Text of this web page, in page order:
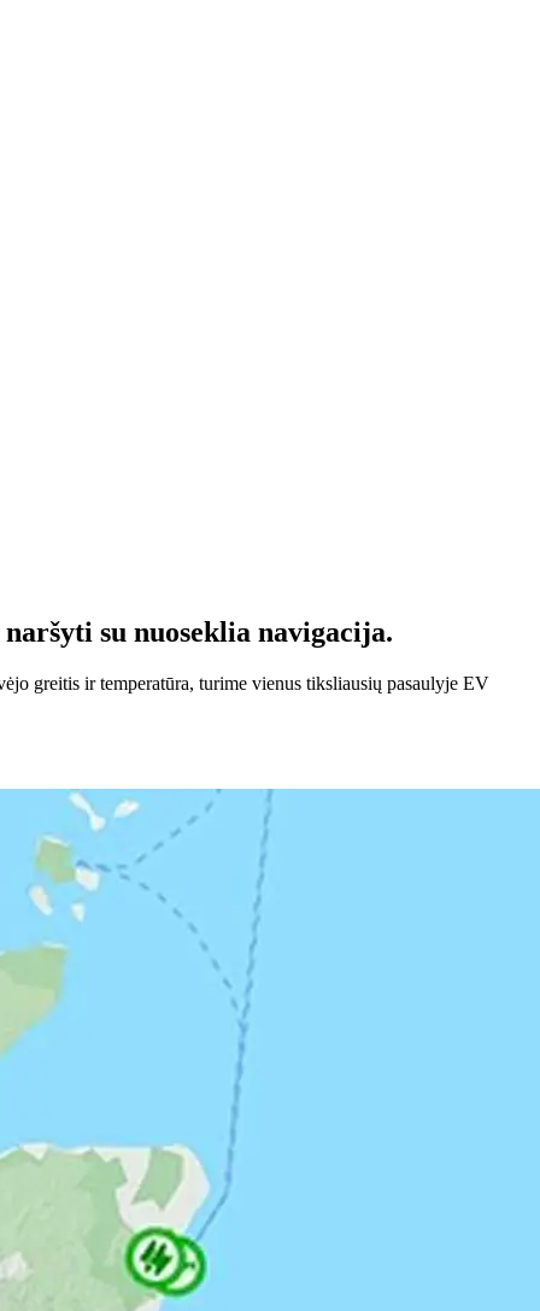
su nuoseklia navigacija.
greitis ir temperatūra, turime vienus tiksliausių pasaulyje EV